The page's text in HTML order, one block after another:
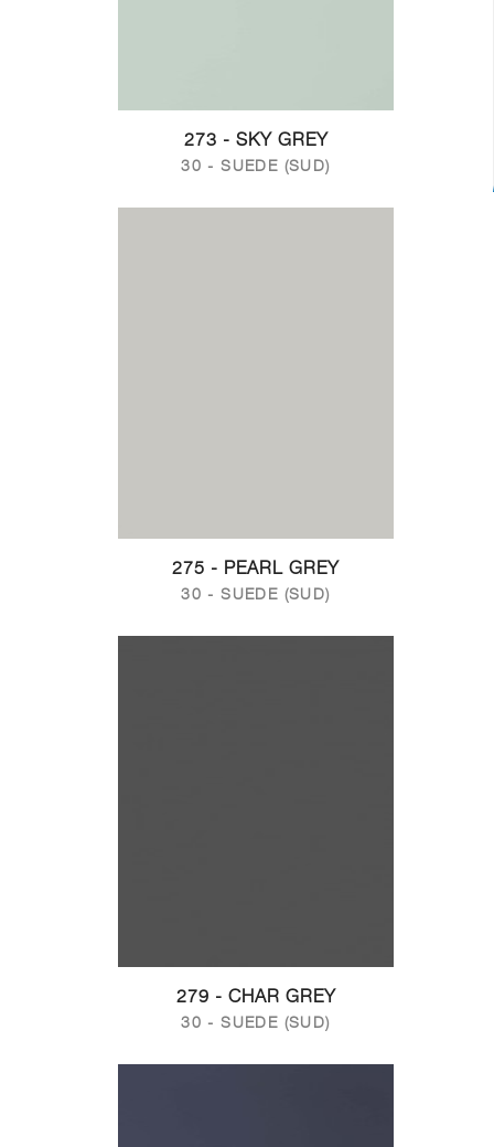
273 - SKY GREY
30 - SUEDE (SUD)
275 - PEARL GREY
30 - SUEDE (SUD)
279 - CHAR GREY
30 - SUEDE (SUD)